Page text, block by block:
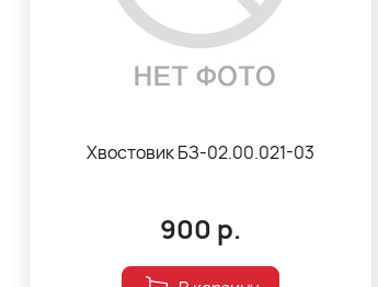
Хвостовик БЗ-02.00.021-03
900 р.